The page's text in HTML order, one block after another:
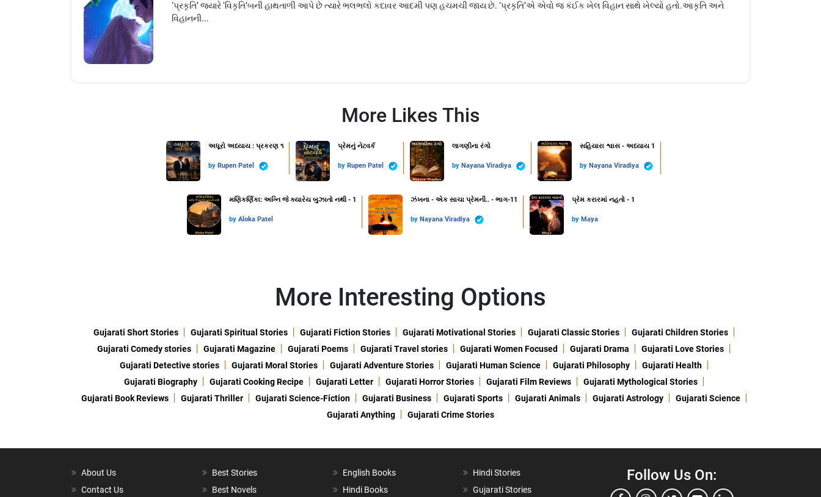
‘પ્રકૃતિ’ જ્યારે ‘વિકૃતિ’બની હાથતાળી આપે છે ત્યારે ભલભલો કદાવર આદમી પણ હચમચી જાય છે. ‘પ્રકૃતિ’એ એવો જ કંઈક ખેલ વિહાન સાથે ખેલ્યો હતો.આકૃતિ અને
વિહાનની...
More Likes This
અધૂરો અધ્યાય : પ્રકરણ ૧
by Rupen Patel
પ્રેમનું નેટવર્ક
by Rupen Patel
લાગણીના રંગો
by Nayana Viradiya
સહિયારા શ્વાસ - અધ્યાય 1
by Nayana Viradiya
મણિકર્ણિકા: અગ્નિ જે ક્યારેય બુઝાતો નથી - 1
by Aloka Patel
ઝંખના - એક સાચા પ્રેમની.. - ભાગ-11
by Nayana Viradiya
પ્રેમ કરારમાં નહતો - 1
by Maya
More Interesting Options
Gujarati Short Stories Gujarati Spiritual Stories Gujarati Fiction Stories Gujarati Motivational Stories Gujarati Classic Stories
Gujarati Children Stories
Gujarati Comedy stories
Gujarati Magazine Gujarati Poems Gujarati Travel stories Gujarati Women Focused Gujarati Drama
Gujarati Love Stories
Gujarati Detective stories
Gujarati Moral Stories Gujarati Adventure Stories Gujarati Human Science Gujarati Philosophy
Gujarati Health
Gujarati Biography
Gujarati Cooking Recipe Gujarati Letter Gujarati Horror Stories Gujarati Film Reviews
Gujarati Mythological Stories
Gujarati Book Reviews
Gujarati Thriller Gujarati Science-Fiction Gujarati Business Gujarati Sports Gujarati Animals Gujarati Astrology
Gujarati Science
Gujarati Anything
Gujarati Crime Stories
About Us
Contact Us
Best Stories
Best Novels
English Books
Hindi Books
Hindi Stories
Gujarati Stories
Follow Us On: